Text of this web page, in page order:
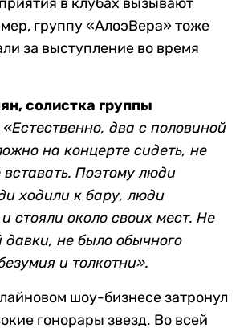
группу «АлоэВера» тоже
за выступление во время
солистка группы
«Естественно, два с половиной
на концерте сидеть, не
вставать. Поэтому люди
ходили к бару, люди
стояли около своих мест. Не
давки, не было обычного
и толкотни».
шоу-бизнесе затронул
гонорары звезд. Во всей